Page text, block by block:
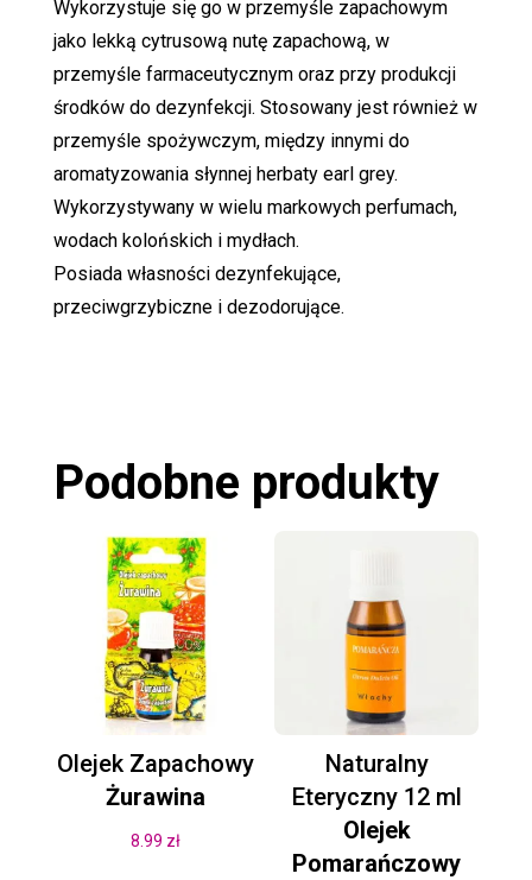
Wykorzystuje się go w przemyśle zapachowym
jako lekką cytrusową nutę zapachową, w
przemyśle farmaceutycznym oraz przy produkcji
środków do dezynfekcji. Stosowany jest również w
przemyśle spożywczym, między innymi do
aromatyzowania słynnej herbaty earl grey.
Wykorzystywany w wielu markowych perfumach,
wodach kolońskich i mydłach.
Posiada własności dezynfekujące,
przeciwgrzybiczne i dezodorujące.
Podobne produkty
Olejek Zapachowy
Żurawina
8.99 zł
Naturalny
Eteryczny 12 ml
Olejek
Pomarańczowy